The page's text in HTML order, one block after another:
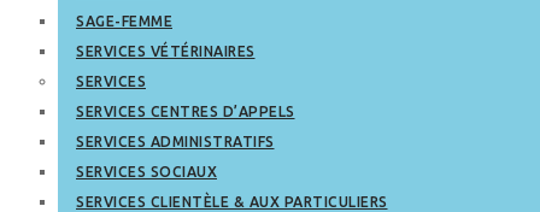
SAGE-FEMME
SERVICES VÉTÉRINAIRES
SERVICES
SERVICES CENTRES D’APPELS
SERVICES ADMINISTRATIFS
SERVICES SOCIAUX
SERVICES CLIENTÈLE & AUX PARTICULIERS